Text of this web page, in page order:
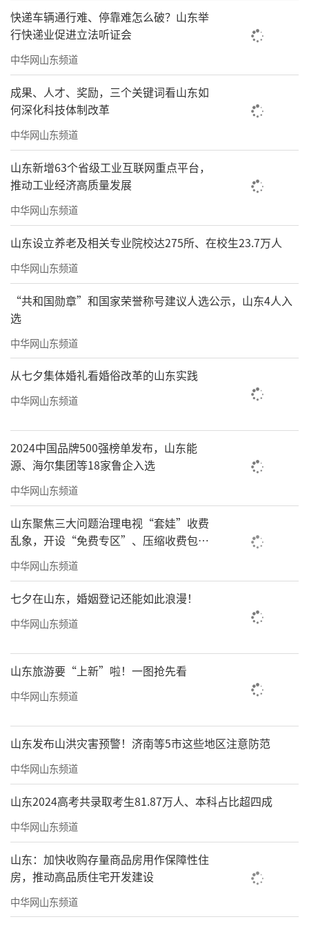
快递车辆通行难、停靠难怎么破？山东举
行快递业促进立法听证会
中华网山东频道
成果、人才、奖励，三个关键词看山东如
何深化科技体制改革
中华网山东频道
山东新增63个省级工业互联网重点平台，
推动工业经济高质量发展
中华网山东频道
山东设立养老及相关专业院校达275所、在校生23.7万人
中华网山东频道
“共和国勋章”和国家荣誉称号建议人选公示，山东4人入
选
中华网山东频道
从七夕集体婚礼看婚俗改革的山东实践
中华网山东频道
2024中国品牌500强榜单发布，山东能
源、海尔集团等18家鲁企入选
中华网山东频道
山东聚焦三大问题治理电视“套娃”收费
乱象，开设“免费专区”、压缩收费包比
例70%以上
中华网山东频道
七夕在山东，婚姻登记还能如此浪漫！
中华网山东频道
山东旅游要“上新”啦！一图抢先看
中华网山东频道
山东发布山洪灾害预警！济南等5市这些地区注意防范
中华网山东频道
山东2024高考共录取考生81.87万人、本科占比超四成
中华网山东频道
山东：加快收购存量商品房用作保障性住
房，推动高品质住宅开发建设
中华网山东频道